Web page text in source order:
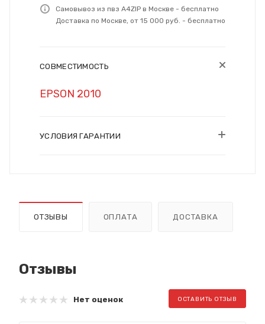
Самовывоз из пвз A4ZIP в Москве - бесплатно
Доставка по Москве, от 15 000 руб. - бесплатно
СОВМЕСТИМОСТЬ
EPSON 2010
УСЛОВИЯ ГАРАНТИИ
ОТЗЫВЫ ОПЛАТА ДОСТАВКА
Отзывы
Нет оценок ОСТАВИТЬ ОТЗЫВ